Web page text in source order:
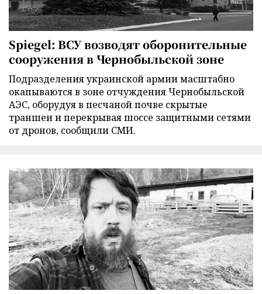
Spiegel: ВСУ возводят оборонительные
сооружения в Чернобыльской зоне
Подразделения украинской армии масштабно
окапываются в зоне отчуждения Чернобыльской
АЭС, оборудуя в песчаной почве скрытые
траншеи и перекрывая шоссе защитными сетями
от дронов, сообщили СМИ.